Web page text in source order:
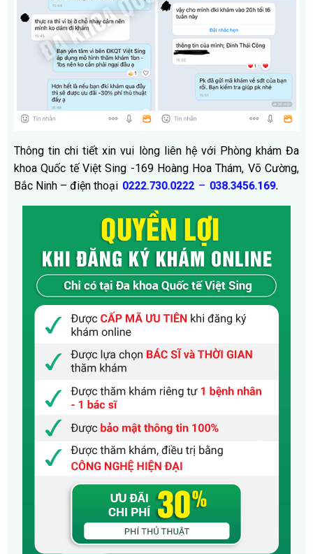
Thông tin chi tiết xin vui lòng liên hệ với Phòng khám Đa
khoa Quốc tế Việt Sing -169 Hoàng Hoa Thám, Võ Cường,
Bắc Ninh – điện thoại 0222.730.0222 – 038.3456.169.